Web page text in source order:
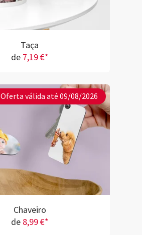
Taça
de 7,19 €*
Oferta válida até 09/08/2026
Chaveiro
de 8,99 €*